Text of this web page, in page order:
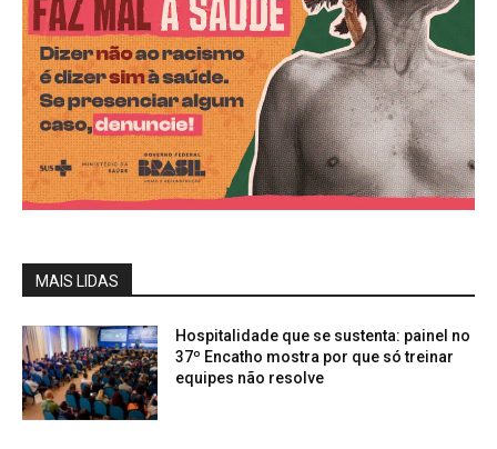
MAIS LIDAS
Hospitalidade que se sustenta: painel no
37º Encatho mostra por que só treinar
equipes não resolve